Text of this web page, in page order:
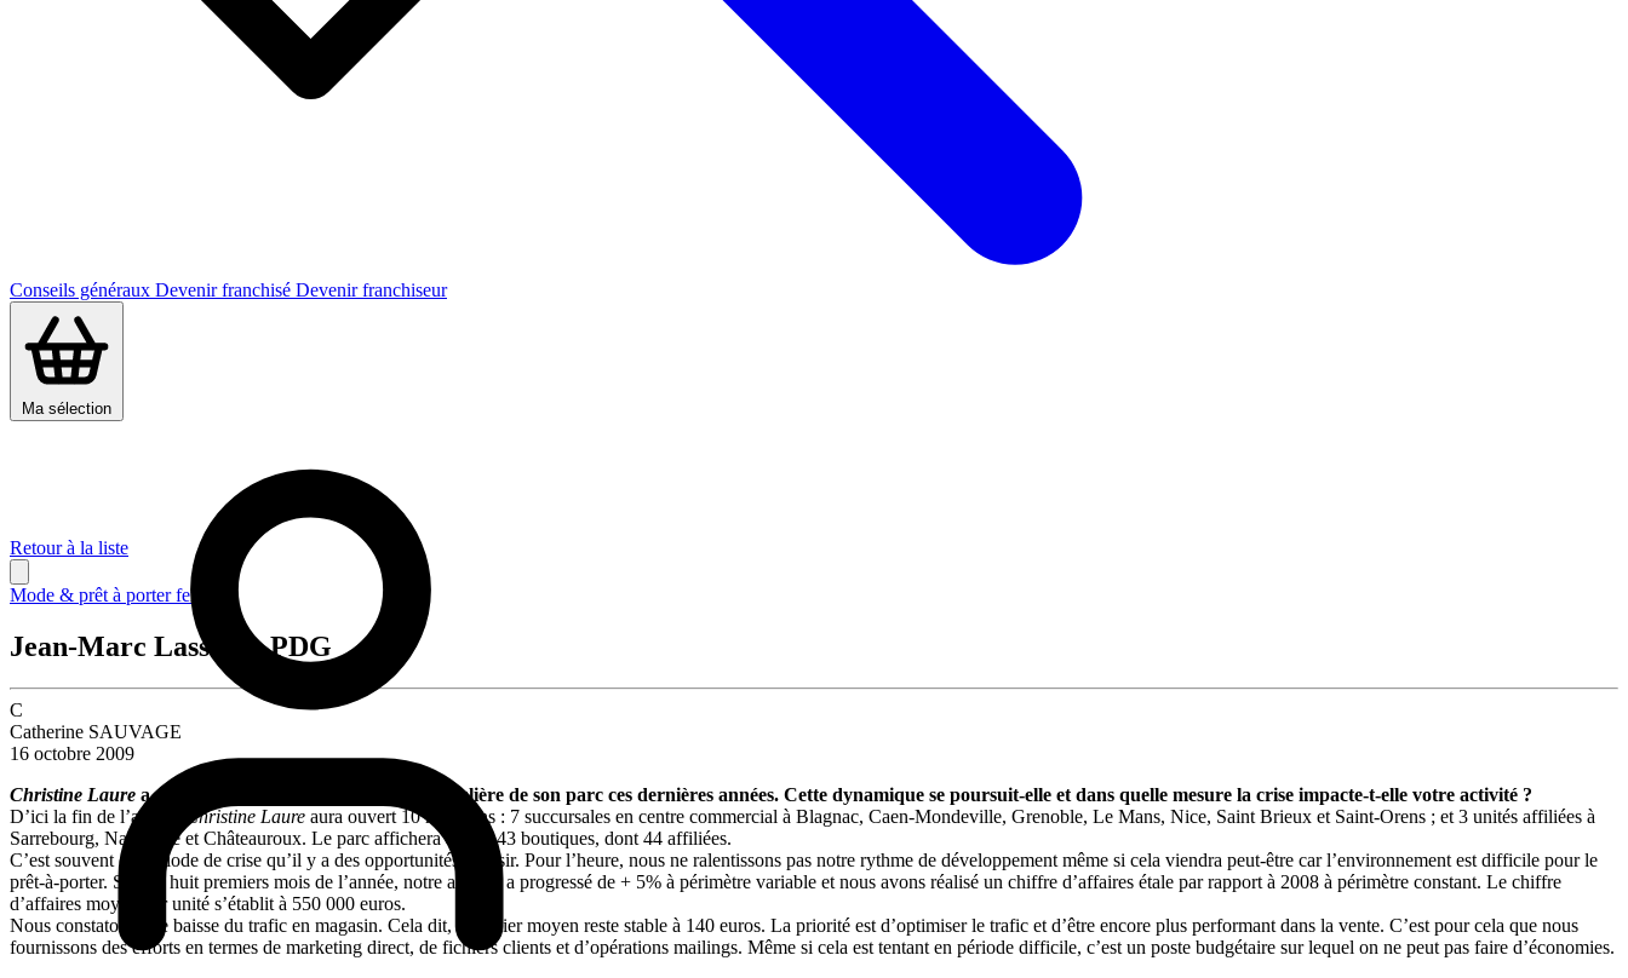
Conseils généraux Devenir franchisé Devenir franchiseur
Ma sélection
Retour à la liste
Mode & prêt à porter femme
Jean-Marc Lasselin, PDG
C
Catherine SAUVAGE
16 octobre 2009
Christine Laure a enregistré une croissance positive régulière de son parc ces dernières années. Cette dynamique se poursuit-elle et dans quelle mesure la crise impacte-t-elle votre activité ?
D’ici la fin de l’année,
Christine Laure aura ouvert 10 magasins : 7 succursales en centre commercial à Blagnac, Caen-Mondeville, Grenoble, Le Mans, Nice, Saint Brieux et Saint-Orens ; et 3 unités affiliées à
Sarrebourg, Narbonne et Châteauroux. Le parc affichera alors 143 boutiques, dont 44 affiliées.
C’est souvent en période de crise qu’il y a des opportunités à saisir. Pour l’heure, nous ne ralentissons pas notre rythme de développement même si cela viendra peut-être car l’environnement est difficile pour le
prêt-à-porter. Sur les huit premiers mois de l’année, notre activité a progressé de + 5% à périmètre variable et nous avons réalisé un chiffre d’affaires étale par rapport à 2008 à périmètre constant. Le chiffre
d’affaires moyen par unité s’établit à 550 000 euros.
Nous constatons une baisse du trafic en magasin. Cela dit, le panier moyen reste stable à 140 euros. La priorité est d’optimiser le trafic et d’être encore plus performant dans la vente. C’est pour cela que nous
fournissons des efforts en termes de marketing direct, de fichiers clients et d’opérations mailings. Même si cela est tentant en période difficile, c’est un poste budgétaire sur lequel on ne peut pas faire d’économies.